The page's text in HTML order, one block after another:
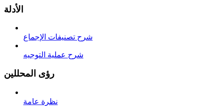
الأدلة
شرح تصنيفات الإجماع
شرح عملية التوجيه
رؤى المحللين
نظرة عامة